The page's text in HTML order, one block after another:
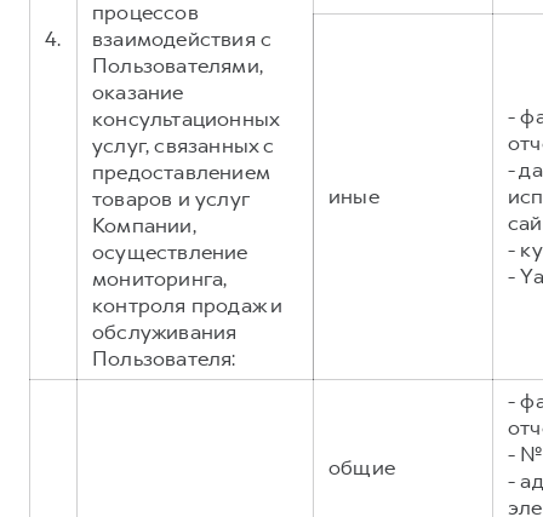
4.
процессов
взаимодействия с
Пользователями,
оказание
консультационных
услуг, связанных с
предоставлением
товаров и услуг
Компании,
осуществление
мониторинга,
контроля продаж и
обслуживания
Пользователя:
иные
-
-
-
-
общие
-
- №
-